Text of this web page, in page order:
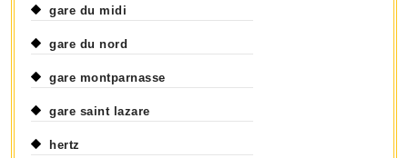
gare du midi
gare du nord
gare montparnasse
gare saint lazare
hertz